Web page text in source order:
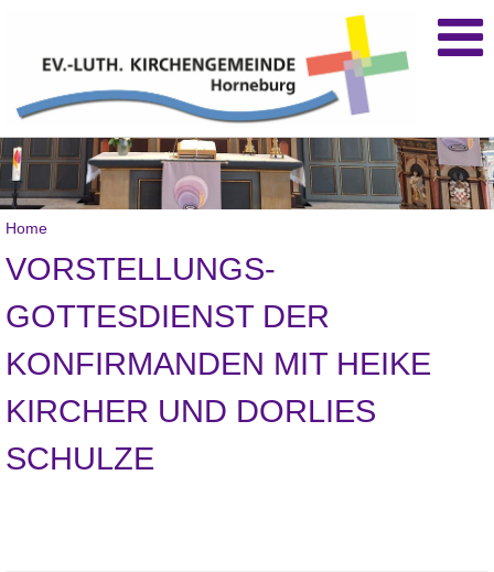
Home
VORSTELLUNGS-
GOTTESDIENST DER
KONFIRMANDEN MIT HEIKE
KIRCHER UND DORLIES
SCHULZE